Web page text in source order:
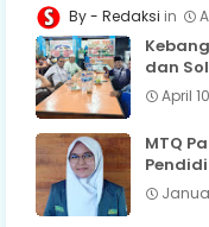
Redaksi
dan
April
MTQ